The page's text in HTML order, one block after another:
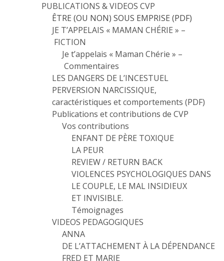
PUBLICATIONS & VIDEOS CVP
ÊTRE (OU NON) SOUS EMPRISE (PDF)
JE T’APPELAIS « MAMAN CHÉRIE » –
FICTION
Je t’appelais « Maman Chérie » –
Commentaires
LES DANGERS DE L’INCESTUEL
PERVERSION NARCISSIQUE,
caractéristiques et comportements (PDF)
Publications et contributions de CVP
Vos contributions
ENFANT DE PÈRE TOXIQUE
LA PEUR
REVIEW / RETURN BACK
VIOLENCES PSYCHOLOGIQUES DANS
LE COUPLE, LE MAL INSIDIEUX
ET INVISIBLE.
Témoignages
VIDEOS PEDAGOGIQUES
ANNA
DE L’ATTACHEMENT À LA DÉPENDANCE
FRED ET MARIE